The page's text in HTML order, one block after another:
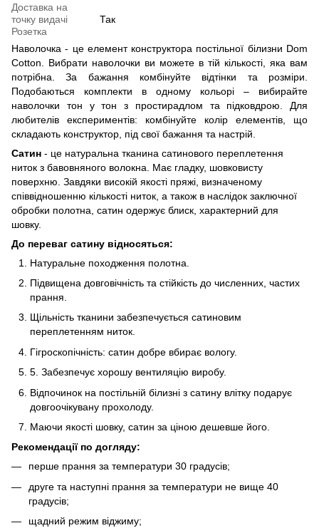
Доставка на
точку видачі
Розетка
Так
Наволочка - це елемент конструктора постільної білизни Dom
Cotton. Вибрати наволочки ви можете в тій кількості, яка вам
потрібна. За бажання комбінуйте відтінки та розміри.
Подобаються комплекти в одному кольорі – вибирайте
наволочки тон у тон з простирадлом та підковдрою. Для
любителів експериментів: комбінуйте колір елементів, що
складають конструктор, під свої бажання та настрій.
Сатин - це натуральна тканина сатинового переплетення
ниток з бавовняного волокна. Має гладку, шовковисту
поверхню. Завдяки високій якості пряжі, визначеному
співвідношенню кількості ниток, а також в наслідок заключної
обробки полотна, сатин одержує блиск, характерний для
шовку.
До переваг сатину відносяться:
Натуральне походження полотна.
Підвищена довговічність та стійкість до численних, частих
прання.
Щільність тканини забезпечується сатиновим
переплетенням ниток.
Гігроскопічність: сатин добре вбирає вологу.
5. Забезпечує хорошу вентиляцію виробу.
Відпочинок на постільній білизні з сатину влітку подарує
довгоочікувану прохолоду.
Маючи якості шовку, сатин за ціною дешевше його.
Рекомендації по догляду:
перше прання за температури 30 градусів;
друге та наступні прання за температури не вище 40
градусів;
щадний режим віджиму;